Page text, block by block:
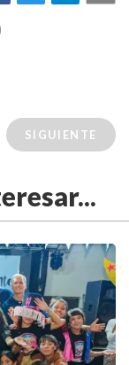
SIGUIENTE